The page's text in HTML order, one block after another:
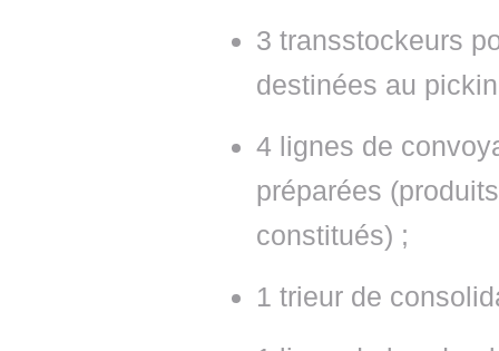
3 transstockeurs
destinées au
4 lignes de
préparées
constitués) ;
1 trieur de